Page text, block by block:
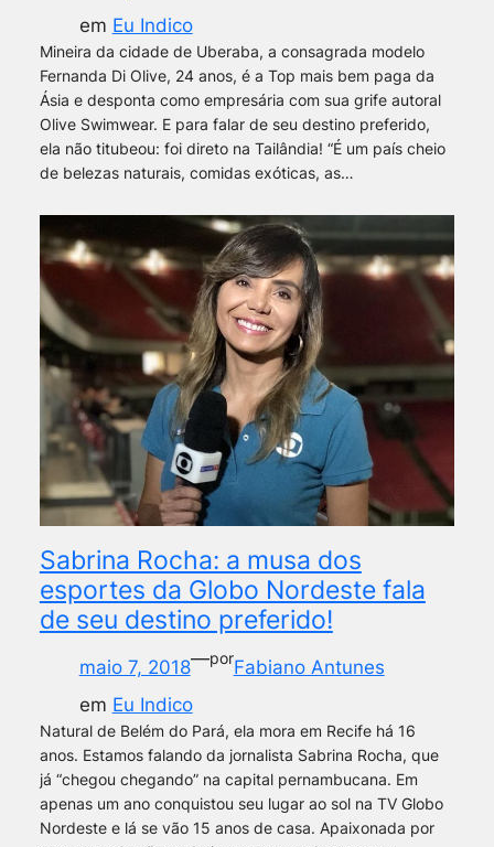
em Eu Indico
Mineira da cidade de Uberaba, a consagrada modelo
Fernanda Di Olive, 24 anos, é a Top mais bem paga da
Ásia e desponta como empresária com sua grife autoral
Olive Swimwear. E para falar de seu destino preferido,
ela não titubeou: foi direto na Tailândia! “É um país cheio
de belezas naturais, comidas exóticas, as…
Sabrina Rocha: a musa dos
esportes da Globo Nordeste fala
de seu destino preferido!
maio 7, 2018—porFabiano Antunes
em Eu Indico
Natural de Belém do Pará, ela mora em Recife há 16
anos. Estamos falando da jornalista Sabrina Rocha, que
já “chegou chegando” na capital pernambucana. Em
apenas um ano conquistou seu lugar ao sol na TV Globo
Nordeste e lá se vão 15 anos de casa. Apaixonada por